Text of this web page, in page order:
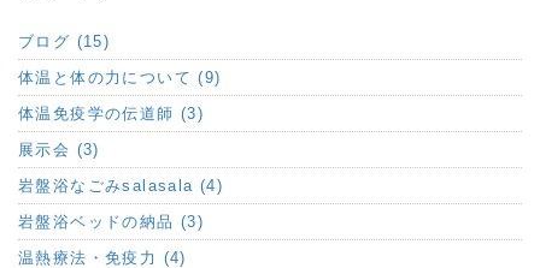
ブログ (15)
体温と体の力について (9)
体温免疫学の伝道師 (3)
展示会 (3)
岩盤浴なごみsalasala (4)
岩盤浴ベッドの納品 (3)
温熱療法・免疫力 (4)